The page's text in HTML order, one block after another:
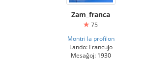
Zam_franca
75
Montri la profilon
Lando: Francujo
Mesaĝoj: 1930